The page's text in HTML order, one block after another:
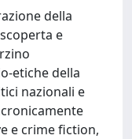
della
e
etiche della
nazionali e
e crime fiction,